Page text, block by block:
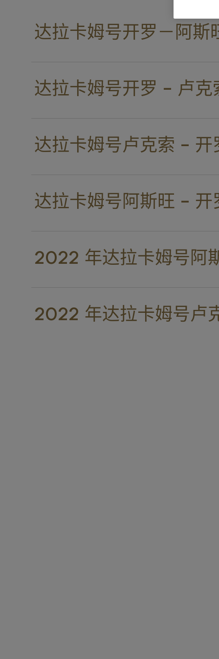
达拉卡姆号开罗－阿斯
达拉卡姆号开罗 - 卢克
达拉卡姆号卢克索 - 开
达拉卡姆号阿斯旺 - 开
2022 年达拉卡姆号阿
2022 年达拉卡姆号卢